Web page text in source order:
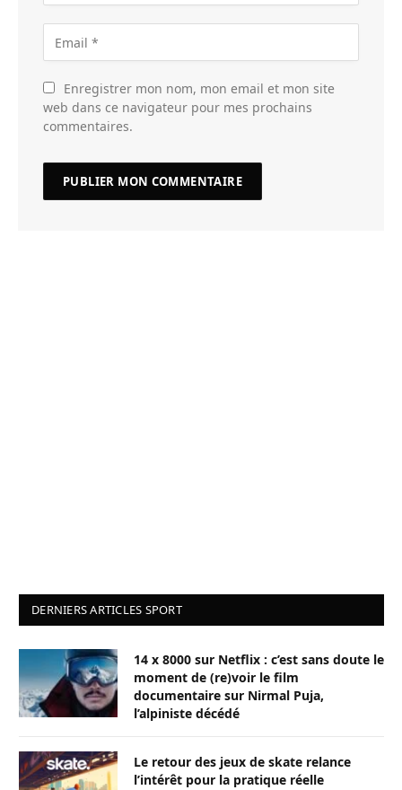
Enregistrer mon nom, mon email et mon site
web dans ce navigateur pour mes prochains
commentaires.
DERNIERS ARTICLES SPORT
14 x 8000 sur Netflix : c’est sans doute le
moment de (re)voir le film
documentaire sur Nirmal Puja,
l’alpiniste décédé
Le retour des jeux de skate relance
l’intérêt pour la pratique réelle